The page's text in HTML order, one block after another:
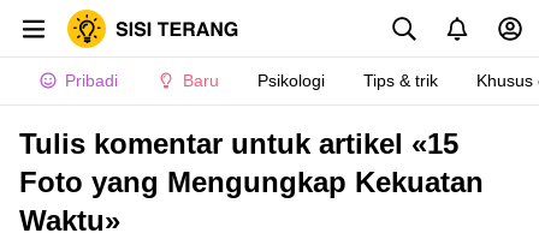
Pribadi Baru Psikologi Tips & trik Khusus
Tulis komentar untuk artikel «15
Foto yang Mengungkap Kekuatan
Waktu»